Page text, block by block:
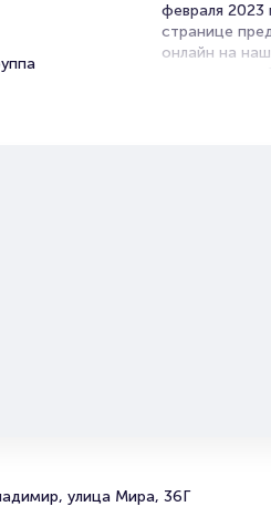
февраля 2023
странице
онлайн на
Организаторам
улица Мира, 36Г